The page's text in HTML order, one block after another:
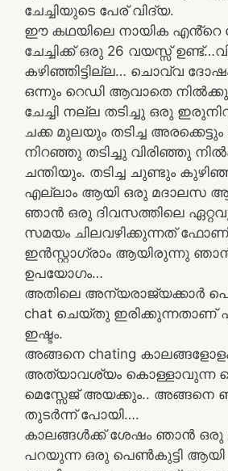
ചേച്ചിയുടെ പേര് വിദ്യ.
ഈ കഥയിലെ നായിക എൻ്റെ
ചേച്ചിക്ക് ഒരു 26 വയസ്സ്
കഴിഞ്ഞിട്ടില്ല… ചൊവ്വ
ഒന്നും റെഡി ആവാതെ
ചേച്ചി നല്ല തടിച്ചു ഒരു
ചക്ക മുലയും തടിച്ച
നിറഞ്ഞു തടിച്ചു വിരിഞ്ഞു
ചന്തിയും. തടിച്ച ചുണ്ടും
എല്ലാം ആയി ഒരു മദാലസ
ഞാൻ ഒരു ദിവസത്തിലെ
സമയം ചിലവഴിക്കുന്നത്
ഇൻസ്റ്റാഗ്രാം ആയിരുന്നു
ഉപയോഗം…
അതിലെ അന്യരാജ്യക്കാർ
chat ചെയ്തു ഇരിക്കുന്നതാണ്
ഇഷ്ടം.
അങ്ങനെ chating
അത്യാവശ്യം കൊള്ളാവുന്ന
മെസ്സേജ് അയക്കും.. അങ്ങനെ
തുടർന്ന് പോയി….
കാലങ്ങൾക്ക് ശേഷം ഞാൻ
പറയുന്ന ഒരു പെൺകുട്ടി ആയി